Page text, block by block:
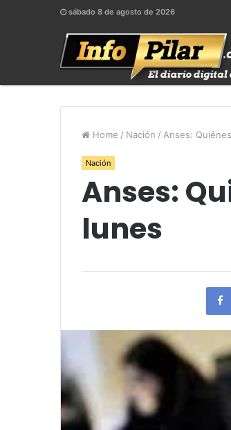
sábado 8 de agosto de 2026
Home / Nación / Anses:
Nación
Anses:
lunes